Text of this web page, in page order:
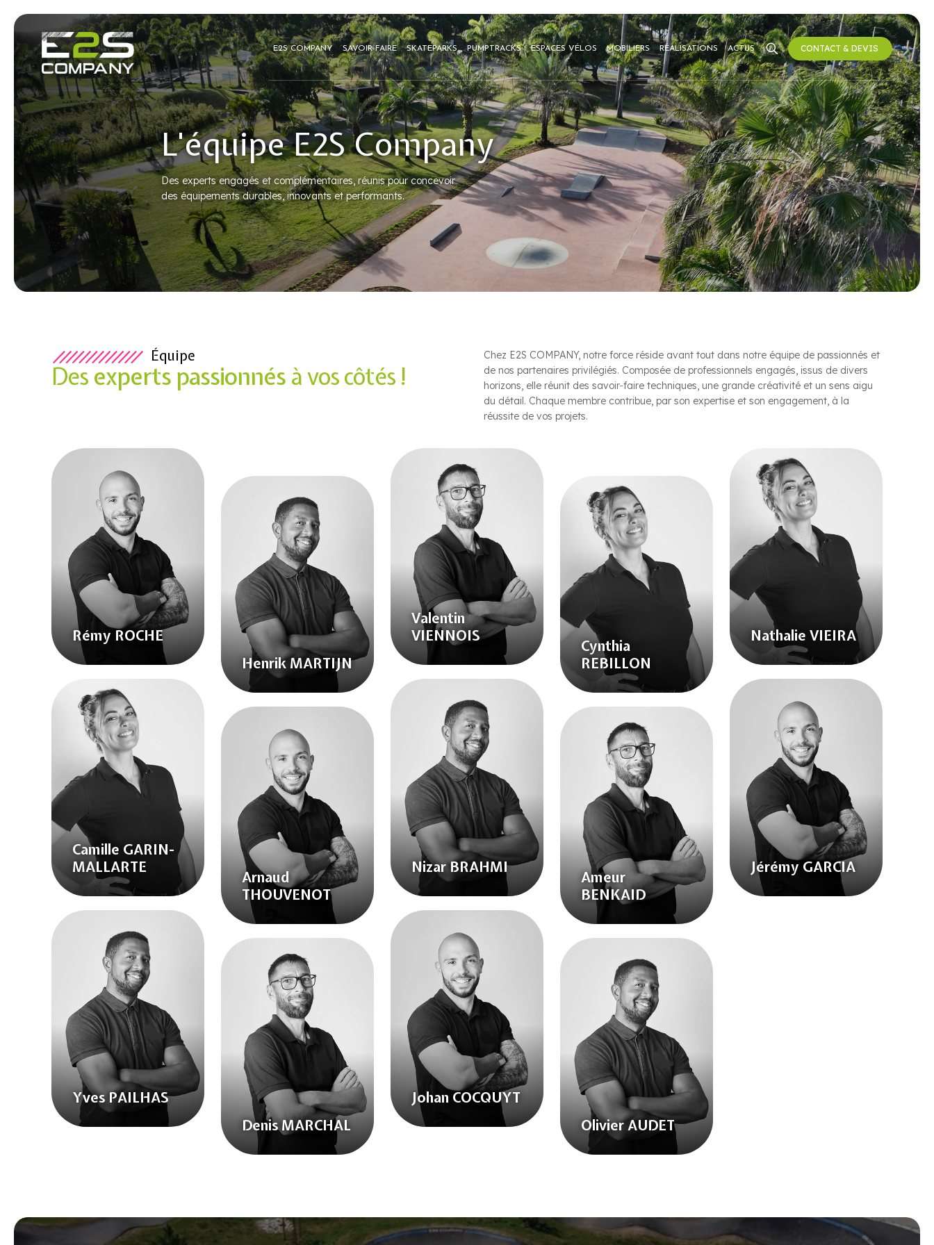
E2S COMPANY SAVOIR-FAIRE SKATEPARKS PUMPTRACKS ESPACES VÉLOS MOBILIERS RÉALISATIONS ACTUS CONTACT & DEVIS
L'équipe E2S Company
Des experts engagés et complémentaires, réunis pour concevoir
des équipements durables, innovants et performants.
Équipe
Des experts passionnés à vos côtés !
Chez E2S COMPANY, notre force réside avant tout dans notre équipe de passionnés et
de nos partenaires privilégiés. Composée de professionnels engagés, issus de divers
horizons, elle réunit des savoir‑faire techniques, une grande créativité et un sens aigu
du détail. Chaque membre contribue, par son expertise et son engagement, à la
réussite de vos projets.
Rémy ROCHE
Henrik MARTIJN
Valentin
VIENNOIS
Cynthia
REBILLON
Nathalie VIEIRA
Camille GARIN-
MALLARTE
Arnaud
THOUVENOT
Nizar BRAHMI
Ameur
BENKAID
Jérémy GARCIA
Yves PAILHAS
Denis MARCHAL
Johan COCQUYT
Olivier AUDET